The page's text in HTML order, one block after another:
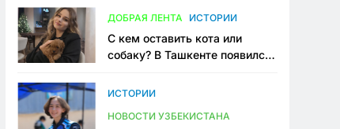
конфликта
ДОБРАЯ ЛЕНТА ИСТОРИИ
С кем оставить кота или
собаку? В Ташкенте появился
ИСТОРИИ
НОВОСТИ УЗБЕКИСТАНА